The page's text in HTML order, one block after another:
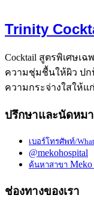
Trinity
Cocktail สูตรพิเศษเ
ความชุ่มชื้นให้ผิว ปก
ความกระจ่างใสให้แ
ปรึกษาและนัดหม
เบอร์โทรศัพท์/
@mekohospital
ค้นหาสาขา
ช่องทางของเรา